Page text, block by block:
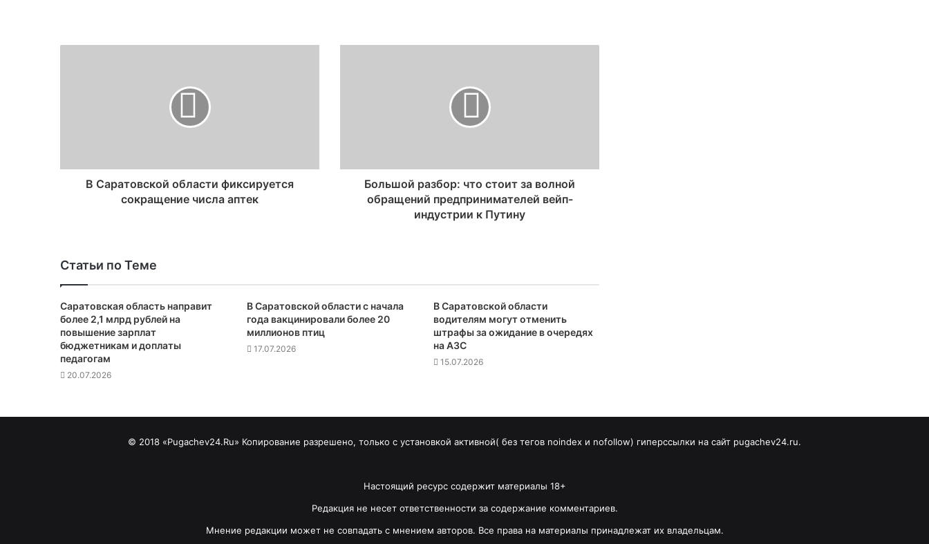
В Саратовской области фиксируется
сокращение числа аптек
Большой разбор: что стоит за волной
обращений предпринимателей вейп-
индустрии к Путину
Статьи по Теме
Саратовская область направит
более 2,1 млрд рублей на
повышение зарплат
бюджетникам и доплаты
педагогам
20.07.2026
В Саратовской области с начала
года вакцинировали более 20
миллионов птиц
17.07.2026
В Саратовской области
водителям могут отменить
штрафы за ожидание в очередях
на АЗС
15.07.2026
© 2018 «Pugachev24.Ru» Копирование разрешено, только с установкой активной( без тегов noindex и nofollow) гиперссылки на сайт pugachev24.ru.
Настоящий ресурс содержит материалы 18+
Редакция не несет ответственности за содержание комментариев.
Мнение редакции может не совпадать с мнением авторов. Все права на материалы принадлежат их владельцам.